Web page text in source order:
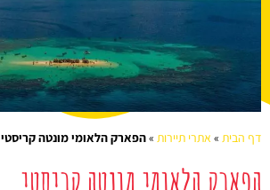
דף הבית» אתרי תיירות»הפארק הלאומי מונטה קריסטי
הפארק הלאומי מונטה קריסטי